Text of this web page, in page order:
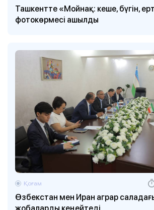
Ташкентте «Мойнақ: кеше, бүгін,
фотокөрмесі ашылды
Өзбекстан мен Иран аграр
Қоғам